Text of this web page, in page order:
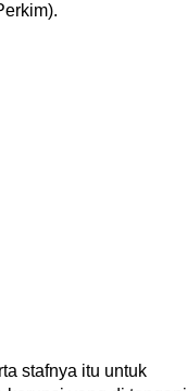
stafnya itu untuk